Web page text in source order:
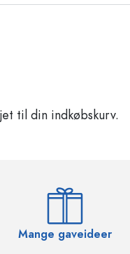
til din indkøbskurv.
Mange gaveideer